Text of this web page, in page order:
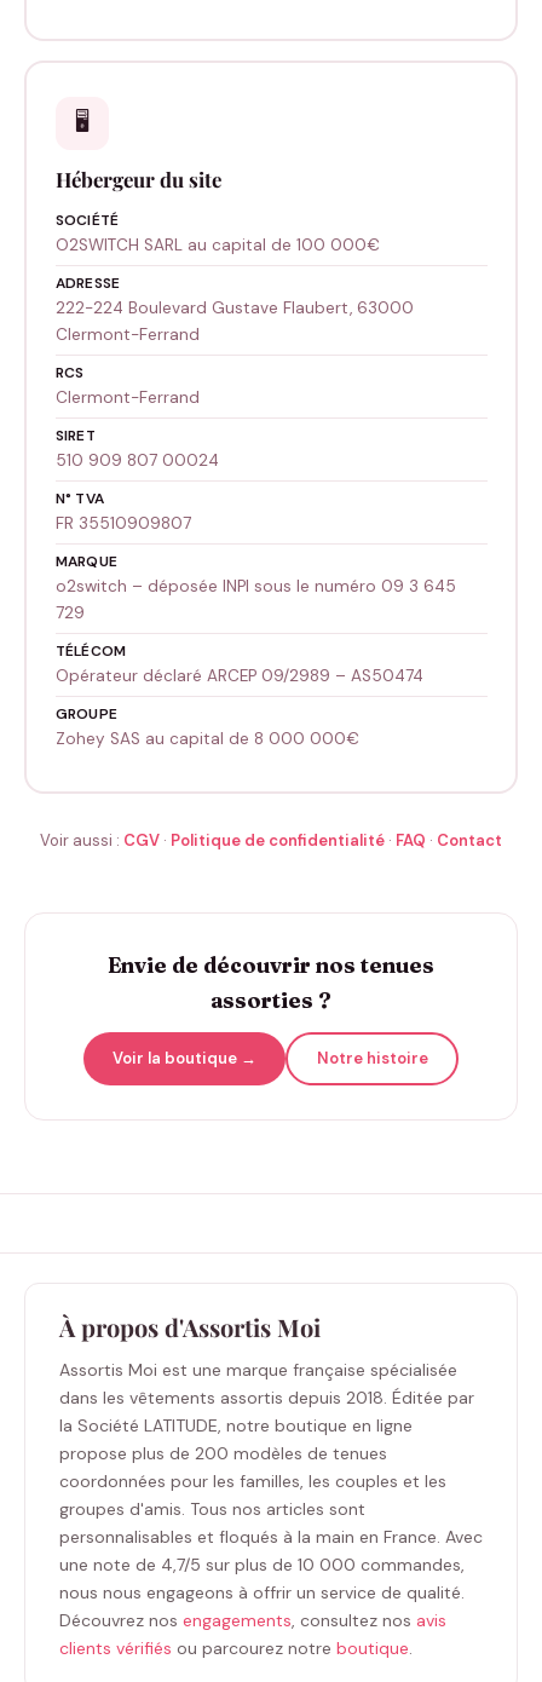
🖥️
Hébergeur du site
SOCIÉTÉ
O2SWITCH SARL au capital de 100 000€
ADRESSE
222-224 Boulevard Gustave Flaubert, 63000
Clermont-Ferrand
RCS
Clermont-Ferrand
SIRET
510 909 807 00024
N° TVA
FR 35510909807
MARQUE
o2switch – déposée INPI sous le numéro 09 3 645
729
TÉLÉCOM
Opérateur déclaré ARCEP 09/2989 – AS50474
GROUPE
Zohey SAS au capital de 8 000 000€
Voir aussi : CGV · Politique de confidentialité · FAQ · Contact
Envie de découvrir nos tenues
assorties ?
Voir la boutique → Notre histoire
À propos d'Assortis Moi
Assortis Moi est une marque française spécialisée
dans les vêtements assortis depuis 2018. Éditée par
la Société LATITUDE, notre boutique en ligne
propose plus de 200 modèles de tenues
coordonnées pour les familles, les couples et les
groupes d'amis. Tous nos articles sont
personnalisables et floqués à la main en France. Avec
une note de 4,7/5 sur plus de 10 000 commandes,
nous nous engageons à offrir un service de qualité.
Découvrez nos engagements, consultez nos avis
clients vérifiés ou parcourez notre boutique.